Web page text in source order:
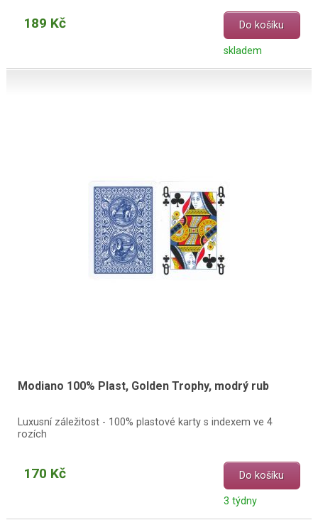
189 Kč Do košíku
skladem
Modiano 100% Plast, Golden Trophy, modrý rub
Luxusní záležitost - 100% plastové karty s indexem ve 4
rozích
170 Kč Do košíku
3 týdny